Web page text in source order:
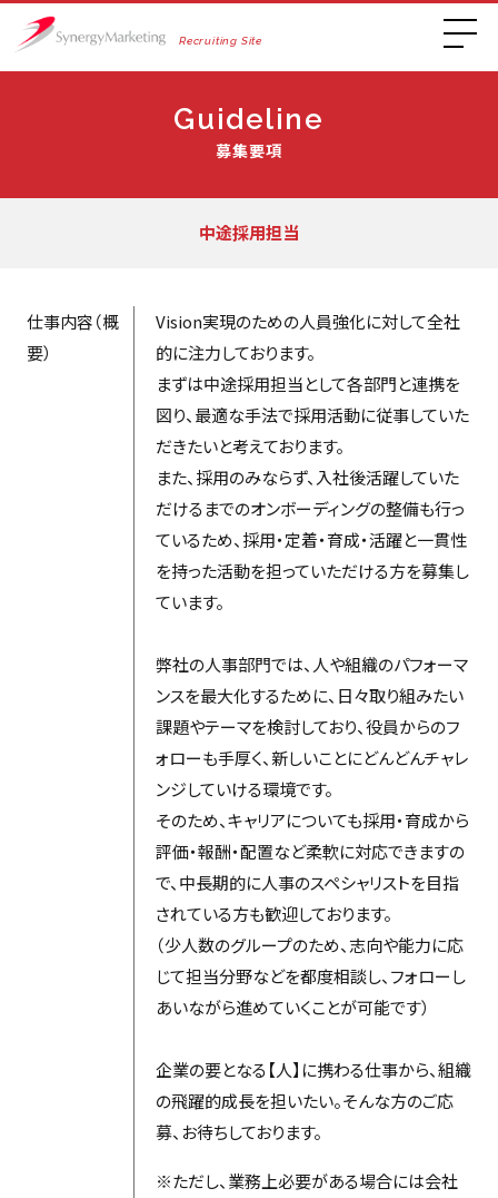
Recruiting Site
Guideline
募集要項
中途採用担当
仕事内容（概
要）
Vision実現のための人員強化に対して全社
的に注力しております。
まずは中途採用担当として各部門と連携を
図り、最適な手法で採用活動に従事していた
だきたいと考えております。
また、採用のみならず、入社後活躍していた
だけるまでのオンボーディングの整備も行っ
ているため、採用・定着・育成・活躍と一貫性
を持った活動を担っていただける方を募集し
ています。
弊社の人事部門では、人や組織のパフォーマ
ンスを最大化するために、日々取り組みたい
課題やテーマを検討しており、役員からのフ
ォローも手厚く、新しいことにどんどんチャレ
ンジしていける環境です。
そのため、キャリアについても採用・育成から
評価・報酬・配置など柔軟に対応できますの
で、中長期的に人事のスペシャリストを目指
されている方も歓迎しております。
（少人数のグループのため、志向や能力に応
じて担当分野などを都度相談し、フォローし
あいながら進めていくことが可能です）
企業の要となる【人】に携わる仕事から、組織
の飛躍的成長を担いたい。そんな方のご応
募、お待ちしております。
※ただし、業務上必要がある場合には会社